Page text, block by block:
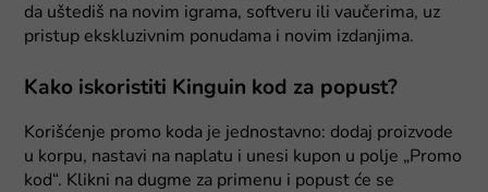
da uštediš na novim igrama, softveru ili vaučerima, uz
pristup ekskluzivnim ponudama i novim izdanjima.
Kako iskoristiti Kinguin kod za popust?
Korišćenje promo koda je jednostavno: dodaj proizvode
u korpu, nastavi na naplatu i unesi kupon u polje „Promo
kod“. Klikni na dugme za primenu i popust će se